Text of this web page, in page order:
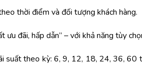
thời điểm và đối tượng khách hàng.
đãi, hấp dẫn” – với khả năng tùy
suất theo kỳ: 6, 9, 12, 18, 24, 36, 60